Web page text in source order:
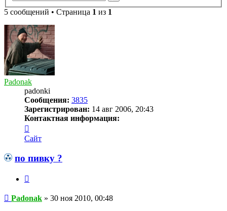
5 сообщений • Страница 1 из 1
Padonak
padonki
Сообщения: 3835
Зарегистрирован: 14 авг 2006, 20:43
Контактная информация:
информация
пользователя
Сайт
по пивку ?
Сообщение
Padonak » 30 ноя 2010, 00:48